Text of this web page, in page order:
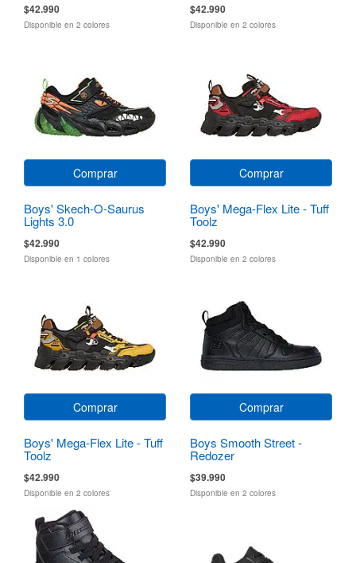
$42.990
Disponible en 2 colores
$42.990
Disponible en 2 colores
Comprar
Boys' Skech-O-Saurus
Lights 3.0
$42.990
Disponible en 1 colores
Comprar
Boys' Mega-Flex Lite - Tuff
Toolz
$42.990
Disponible en 2 colores
Comprar
Boys' Mega-Flex Lite - Tuff
Toolz
$42.990
Disponible en 2 colores
Comprar
Boys Smooth Street -
Redozer
$39.990
Disponible en 2 colores